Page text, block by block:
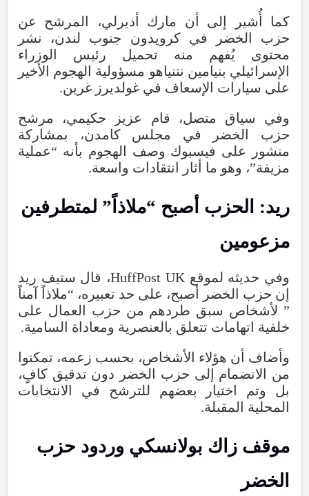
كما
أُشير إلى أن مارك أديرلي، المرشح
عن
حزب
الخضر في كرويدون جنوب لندن، نشر
محتوى
يُفهم منه تحميل رئيس
الوزراء
الإسرائيلي بنيامين نتنياهو مسؤولية الهجوم الأخير
على سيارات الإسعاف في غولديرز غرين.
وفي
سياق متصل، قام عزيز حكيمي، مرشح
حزب
الخضر في مجلس كامدن، بمشاركة
منشور
على فيسبوك وصف الهجوم بأنه “عملية
مزيفة”، وهو ما أثار انتقادات واسعة.
ريد: الحزب أصبح “ملاذاً ” لمتطرفين
مزعومين
وفي حديثه لموقع HuffPost UK ، قال ستيف ريد
إن حزب الخضر أصبح، على حد تعبيره، “ملاذاً
آمناً
” لأشخاص سبق طردهم من حزب العمال على
خلفية اتهامات تتعلق بالعنصرية ومعاداة السامية.
وأضاف أن هؤلاء الأشخاص، بحسب زعمه، تمكنوا
من
الانضمام إلى حزب الخضر دون تدقيق كافٍ،
بل
وتم اختيار بعضهم للترشح في
الانتخابات
المحلية المقبلة.
موقف زاك بولانسكي وردود حزب
الخضر